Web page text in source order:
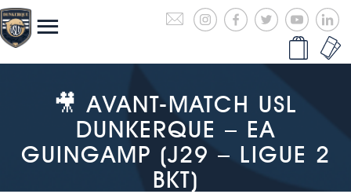
🎥 AVANT-MATCH USL
DUNKERQUE – EA
GUINGAMP (J29 – LIGUE 2
BKT)